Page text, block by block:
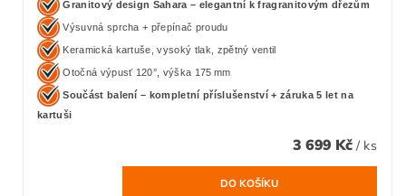
Granitový design Sahara – elegantní k fragranitovým dřezům
Výsuvná sprcha + přepínač proudu
Keramická kartuše, vysoký tlak, zpětný ventil
Otočná výpusť 120°, výška 175 mm
Součást balení – kompletní příslušenství + záruka 5 let na
kartuši
3 699 Kč / ks